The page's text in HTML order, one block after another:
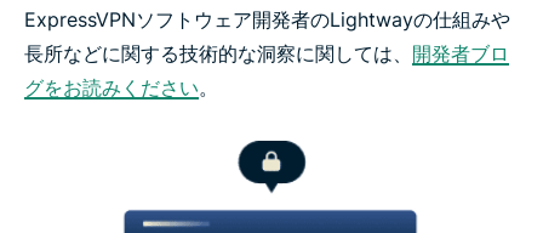
ExpressVPNソフトウェア開発者のLightwayの仕組みや
長所などに関する技術的な洞察に関しては、 開発者ブロ
グをお読みください。